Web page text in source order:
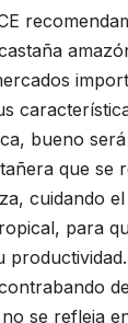
bueno
que se
cuidando
para
se refleja